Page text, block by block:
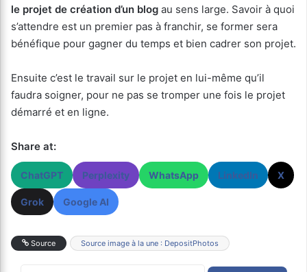
le projet de création d’un blog au sens large. Savoir à quoi
s’attendre est un premier pas à franchir, se former sera
bénéfique pour gagner du temps et bien cadrer son projet.
Ensuite c’est le travail sur le projet en lui-même qu’il
faudra soigner, pour ne pas se tromper une fois le projet
démarré et en ligne.
Share at:
ChatGPT Perplexity WhatsApp LinkedIn X
Grok Google AI
Source Source image à la une : DepositPhotos